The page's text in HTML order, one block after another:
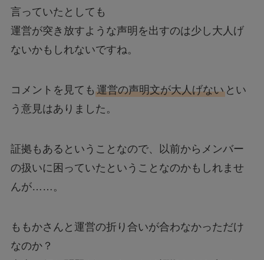
言っていたとしても
運営が突き放すような声明を出すのは少し大人げ
ないかもしれないですね。
コメントを見ても 運営の声明文が大人げないとい
う意見はありました。
証拠もあるということなので、以前からメンバー
の扱いに困っていたということなのかもしれませ
んが……。
ももかさんと運営の折り合いが合わなかっただけ
なのか？